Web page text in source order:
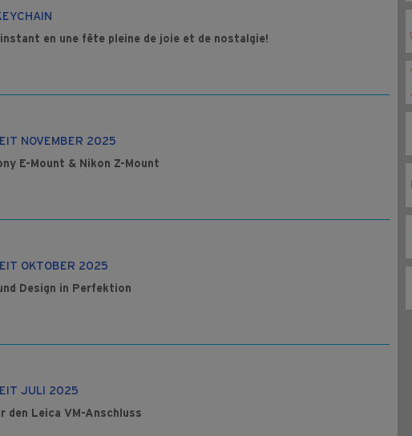
en une fête pleine de joie et de nostalgie!
NOVEMBER 2025
E-Mount & Nikon Z-Mount
OKTOBER 2025
Design in Perfektion
JULI 2025
den Leica VM-Anschluss